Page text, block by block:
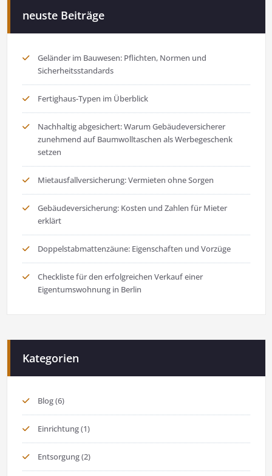
neuste Beiträge
Geländer im Bauwesen: Pflichten, Normen und
Sicherheitsstandards
Fertighaus-Typen im Überblick
Nachhaltig abgesichert: Warum Gebäudeversicherer
zunehmend auf Baumwolltaschen als Werbegeschenk
setzen
Mietausfallversicherung: Vermieten ohne Sorgen
Gebäudeversicherung: Kosten und Zahlen für Mieter
erklärt
Doppelstabmattenzäune: Eigenschaften und Vorzüge
Checkliste für den erfolgreichen Verkauf einer
Eigentumswohnung in Berlin
Kategorien
Blog(6)
Einrichtung(1)
Entsorgung(2)